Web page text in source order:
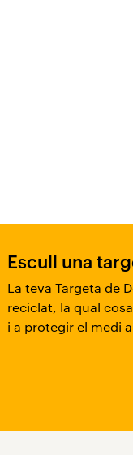
Escull una
La teva Targeta de
reciclat, la qual
i a protegir el medi